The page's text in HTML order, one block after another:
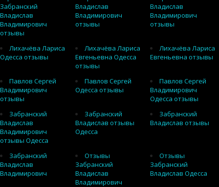
Забранский
Владислав
Владимирович
отзывы
Владислав
Владимирович
отзывы
Владислав
Владимирович
отзывы
Лихачёва Лариса
Одесса отзывы
Лихачёва Лариса
Евгеньевна Одесса
отзывы
Лихачёва Лариса
Евгеньевна отзывы
Павлов Сергей
Владимирович
отзывы
Павлов Сергей
Одесса отзывы
Павлов Сергей
Владимирович
Одесса отзывы
Забранский
Владислав
Владимирович
отзывы Одесса
Забранский
Владислав отзывы
Одесса
Забранский
Владислав отзывы
Забранский
Владислав
Владимирович
Отзывы
Забранский
Владислав
Владимирович
Отзывы
Забранский
Владислав Одесса